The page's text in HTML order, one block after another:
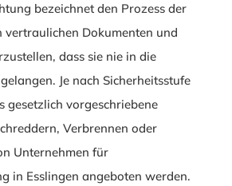
bezeichnet den Prozess der
vertraulichen Dokumenten und
dass sie nie in die
Je nach Sicherheitsstufe
gesetzlich vorgeschriebene
Verbrennen oder
Unternehmen für
in Esslingen angeboten werden.